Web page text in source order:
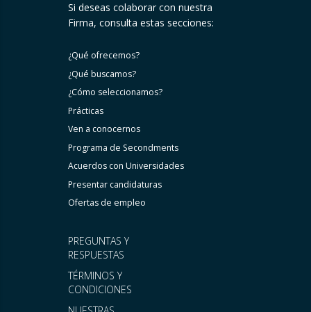
PREGUNTAS Y
RESPUESTAS
TÉRMINOS Y
CONDICIONES
Si deseas colaborar con nuestra
Firma, consulta estas secciones:
¿Qué ofrecemos?
¿Qué buscamos?
¿Cómo seleccionamos?
Prácticas
Ven a conocernos
Programa de Secondments
Acuerdos con Universidades
Presentar candidaturas
Ofertas de empleo